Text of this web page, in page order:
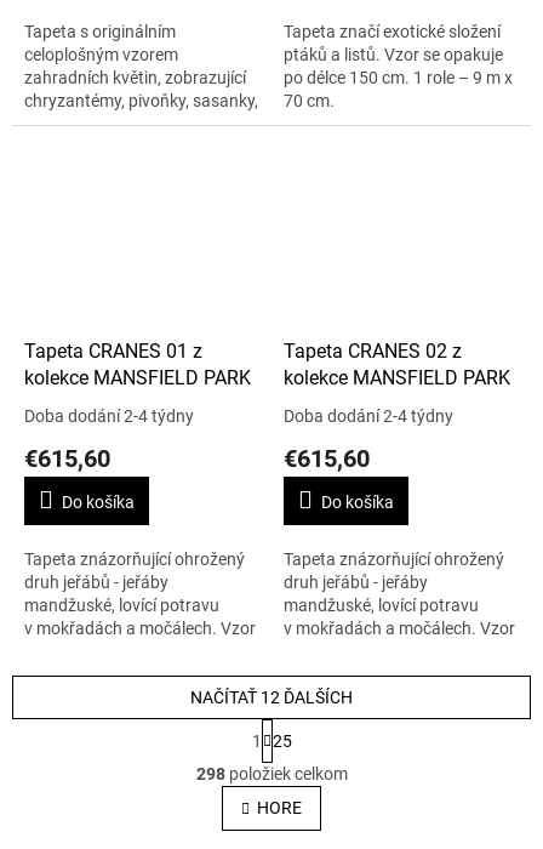
Tapeta s originálním
celoplošným vzorem
zahradních květin, zobrazující
chryzantémy, pivoňky, sasanky,
tulipány a fialky. Vzor se
Tapeta značí exotické složení
ptáků a listů. Vzor se opakuje
po délce 150 cm. 1 role – 9 m x
70 cm.
Tapeta CRANES 01 z
kolekce MANSFIELD PARK
Doba dodání 2-4 týdny
€615,60
Do košíka
Tapeta znázorňující ohrožený
druh jeřábů - jeřáby
mandžuské, lovící potravu
v mokřadách a močálech. Vzor
uvedena za roli 10 m x 70 cm.
Tapeta CRANES 02 z
kolekce MANSFIELD PARK
Doba dodání 2-4 týdny
€615,60
Do košíka
Tapeta znázorňující ohrožený
druh jeřábů - jeřáby
mandžuské, lovící potravu
v mokřadách a močálech. Vzor
uvedena za roli 10 m x 70 cm.
O
v
l
á
NAČÍTAŤ 12 ĎALŠÍCH
S
t
r
á
n
k
1
25
298položiek celkom
HORE